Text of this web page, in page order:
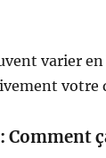
varier
votre
Comment